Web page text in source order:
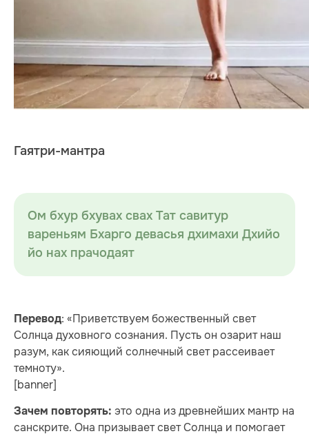
Гаятри-мантра
Ом бхур бхувах свах Тат савитур
вареньям Бхарго девасья дхимахи Дхийо
йо нах прачодаят
Перевод: «Приветствуем божественный свет
Солнца духовного сознания. Пусть он озарит наш
разум, как сияющий солнечный свет рассеивает
темноту».
[banner]
Зачем повторять: это одна из древнейших мантр на
санскрите. Она призывает свет Солнца и помогает